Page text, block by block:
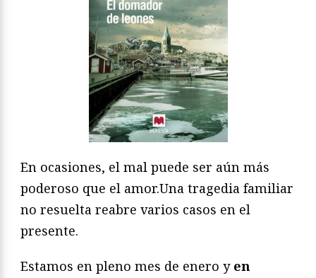
En ocasiones, el mal puede ser aún más
poderoso que el amor.Una tragedia familiar
no resuelta reabre varios casos en el
presente.
Estamos en pleno mes de enero y en